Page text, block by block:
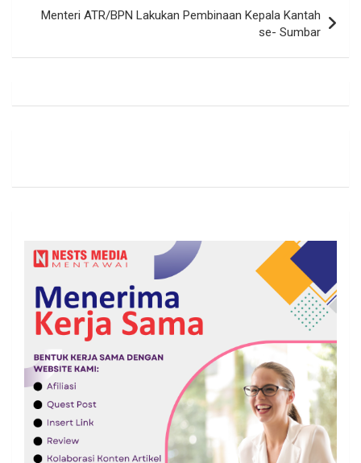
Menteri ATR/BPN Lakukan Pembinaan Kepala Kantah
se- Sumbar